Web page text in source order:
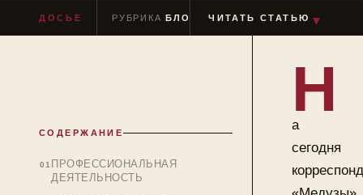
ДОСЬЕ РУБРИКАБЛОГЕРЫ ЧТЕНИЕ≈ 9 МИН
ЧИТАТЬ СТАТЬЮ ▼
СОДЕРЖАНИЕ
ПРОФЕССИОНАЛЬНАЯ
ДЕЯТЕЛЬНОСТЬ
Н
а
сегодня